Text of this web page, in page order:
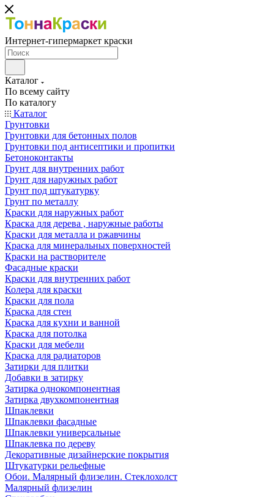
Интернет-гипермаркет краски
Каталог
По всему сайту
По каталогу
Каталог
Грунтовки
Грунтовки для бетонных полов
Грунтовки под антисептики и пропитки
Бетоноконтакты
Грунт для внутренних работ
Грунт для наружных работ
Грунт под штукатурку
Грунт по металлу
Краски для наружных работ
Краска для дерева , наружные работы
Краски для металла и ржавчины
Краска для минеральных поверхностей
Краски на растворителе
Фасадные краски
Краски для внутренних работ
Колера для краски
Краски для пола
Краска для стен
Краска для кухни и ванной
Краска для потолка
Краски для мебели
Краска для радиаторов
Затирки для плитки
Добавки в затирку
Затирка однокомпонентная
Затирка двухкомпонентная
Шпаклевки
Шпаклевки фасадные
Шпаклевки универсальные
Шпаклевка по дереву
Декоративные дизайнерские покрытия
Штукатурки рельефные
Обои. Малярный флизелин. Стеклохолст
Малярный флизелин